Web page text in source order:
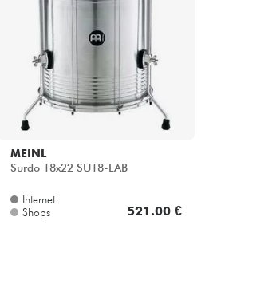
Sehen Sie sich unsere Marken an
MEINL
Surdo 18x22 SU18-LAB
Internet
Shops
521.00 €